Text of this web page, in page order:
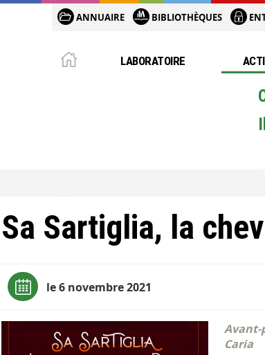
ANNUAIRE BIBLIOTHÈQUES
LABORATOIRE
Sa Sartiglia, la
le 6 novembre 2021
Avant-
Caria